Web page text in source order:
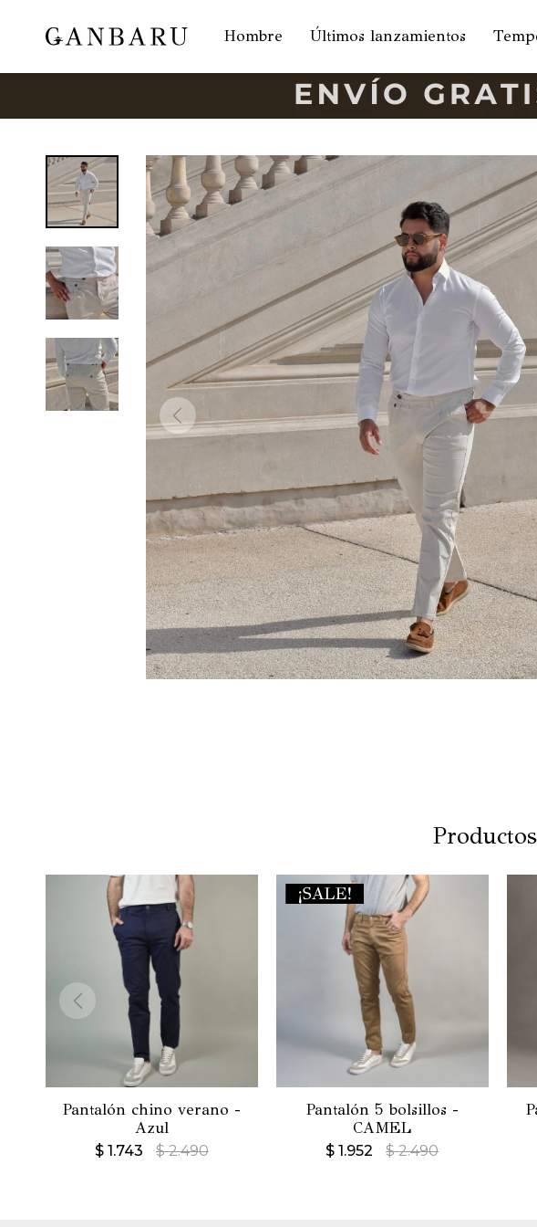
Hombre Últimos lanzamientos
Pantalón chino verano -
Azul
$ 1.743 $ 2.490
Pantalón 5 bolsillos -
CAMEL
$ 1.952 $ 2.490